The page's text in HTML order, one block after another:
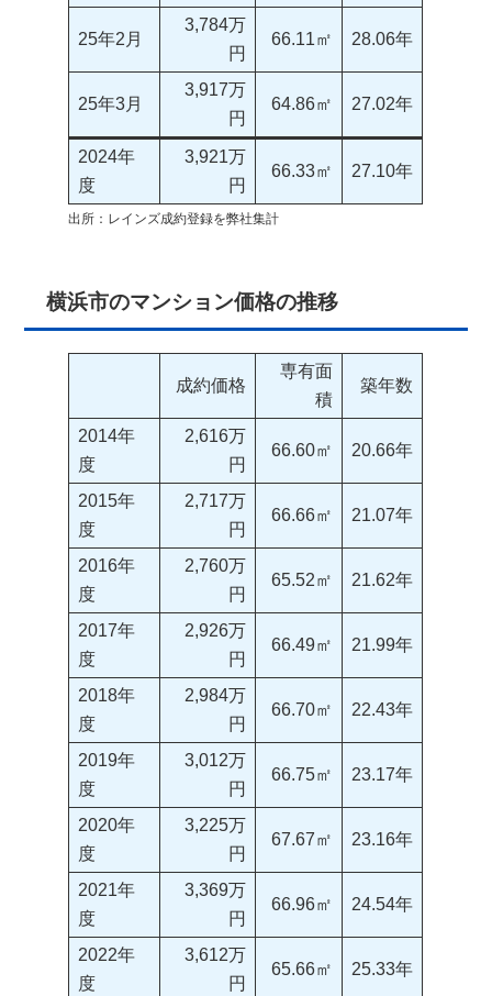
25年2月
3,784万
円
66.11㎡ 28.06年
25年3月
3,917万
円
64.86㎡ 27.02年
2024年
度
3,921万
円
66.33㎡ 27.10年
出所：レインズ成約登録を弊社集計
横浜市のマンション価格の推移
成約価格
専有面
積
築年数
2014年
度
2,616万
円
66.60㎡ 20.66年
2015年
度
2,717万
円
66.66㎡ 21.07年
2016年
度
2,760万
円
65.52㎡ 21.62年
2017年
度
2,926万
円
66.49㎡ 21.99年
2018年
度
2,984万
円
66.70㎡ 22.43年
2019年
度
3,012万
円
66.75㎡ 23.17年
2020年
度
3,225万
円
67.67㎡ 23.16年
2021年
度
3,369万
円
66.96㎡ 24.54年
2022年
度
3,612万
円
65.66㎡ 25.33年